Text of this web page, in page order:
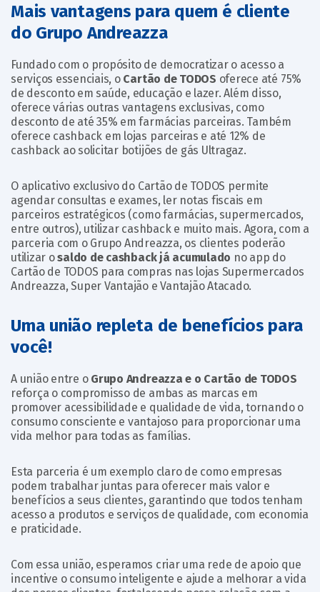
Mais vantagens para quem é cliente
do Grupo Andreazza
Fundado com o propósito de democratizar o acesso a
serviços essenciais, o Cartão de TODOS oferece até 75%
de desconto em saúde, educação e lazer. Além disso,
oferece várias outras vantagens exclusivas, como
desconto de até 35% em farmácias parceiras. Também
oferece cashback em lojas parceiras e até 12% de
cashback ao solicitar botijões de gás Ultragaz.
O aplicativo exclusivo do Cartão de TODOS permite
agendar consultas e exames, ler notas fiscais em
parceiros estratégicos (como farmácias, supermercados,
entre outros), utilizar cashback e muito mais. Agora, com a
parceria com o Grupo Andreazza, os clientes poderão
utilizar osaldo de cashback já acumulado no app do
Cartão de TODOS para compras nas lojas Supermercados
Andreazza, Super Vantajão e Vantajão Atacado.
Uma união repleta de benefícios para
você!
A união entre o Grupo Andreazza e o Cartão de TODOS
reforça o compromisso de ambas as marcas em
promover acessibilidade e qualidade de vida, tornando o
consumo consciente e vantajoso para proporcionar uma
vida melhor para todas as famílias.
Esta parceria é um exemplo claro de como empresas
podem trabalhar juntas para oferecer mais valor e
benefícios a seus clientes, garantindo que todos tenham
acesso a produtos e serviços de qualidade, com economia
e praticidade.
Com essa união, esperamos criar uma rede de apoio que
incentive o consumo inteligente e ajude a melhorar a vida